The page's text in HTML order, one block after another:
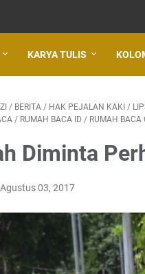
KARYA TULIS
/ BERITA / HAK PEJALAN KAKI /
/ RUMAH BACA ID / RUMAH BACA
Diminta
Agustus 03, 2017